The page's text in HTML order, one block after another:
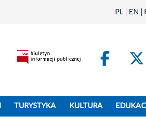
PL EN
TURYSTYKA KULTURA